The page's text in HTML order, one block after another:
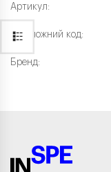
Артикул:
Каталожний код:
Бренд: